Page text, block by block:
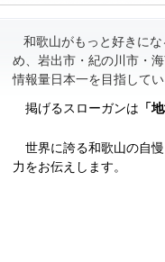
和歌山がもっと好きに
め、岩出市・紀の川市・
情報量日本一を目指して
掲げるスローガンは 「
世界に誇る和歌山の自
力をお伝えします。